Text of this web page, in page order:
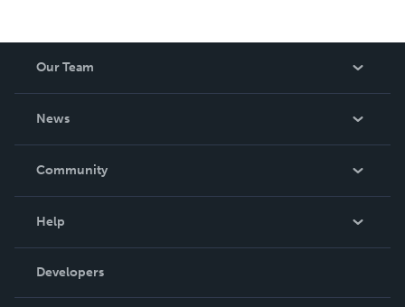
Our Team
News
In The News
Community
Podcast
Help
Order Lookup
Knowledge Base
Developers